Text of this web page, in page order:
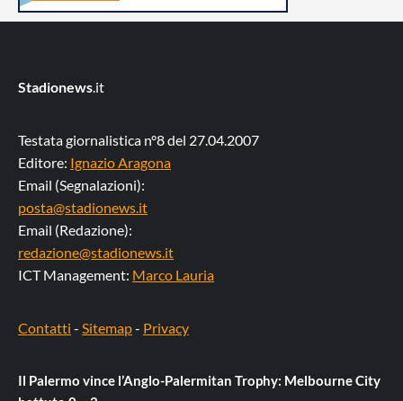
Stadionews .it
Testata giornalistica n°8 del 27.04.2007
Editore: Ignazio Aragona
Email (Segnalazioni):
posta@stadionews.it
Email (Redazione):
redazione@stadionews.it
ICT Management: Marco Lauria
Contatti - Sitemap- Privacy
Il Palermo vince l’Anglo-Palermitan Trophy: Melbourne City